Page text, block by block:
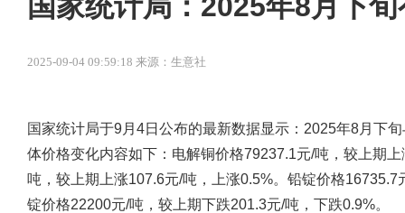
2025-09-04 09:59:18 来源：生意社
国家统计局于9月4日公布的最新数据显示：2025年8月下
体价格变化内容如下：电解铜价格79237.1元/吨，较上期
吨，较上期上涨107.6元/吨，上涨0.5%。铅锭价格
锭价格22200元/吨，较上期下跌201.3元/吨，下跌0.9%。